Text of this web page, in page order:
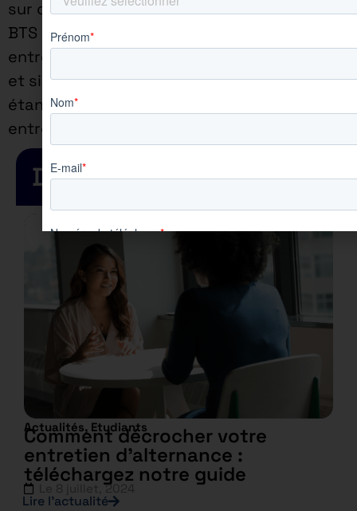
sur cette offre si vous êtes en
BTS étant de 3jours (en
entreprise) /2jours (en école)
et si vous êtes en Bachelor
étant de 4jours (en
entreprise) /1jour (en école)
Dernières actualités
Actualités, Etudiants
Comment décrocher votre
entretien d’alternance :
téléchargez notre guide
8 juillet, 2024
Lire l’actualité